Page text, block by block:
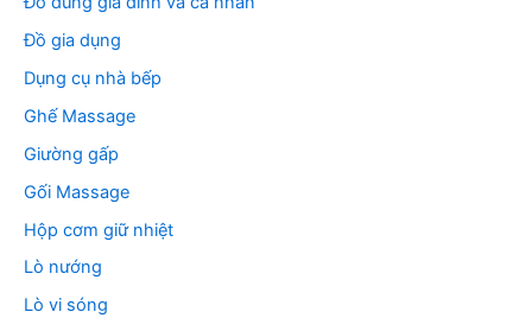
Đồ gia dụng
Dụng cụ nhà bếp
Ghế Massage
Giường gấp
Gối Massage
Hộp cơm giữ nhiệt
Lò nướng
Lò vi sóng